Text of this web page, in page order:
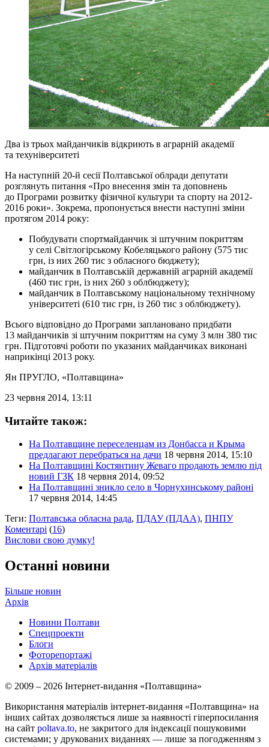
Два із трьох майданчиків відкриють в аграрній академії
та техуніверситеті
На наступній 20-й сесії Полтавської облради депутати
розглянуть питання «Про внесення змін та доповнень
до Програми розвитку фізичної культури та спорту на 2012-
2016 роки». Зокрема, пропонується внести наступні зміни
протягом 2014 року:
Побудувати спортмайданчик зі штучним покриттям
у селі Світлогірському Кобеляцького району (575 тис
грн, із них 260 тис з обласного бюджету);
майданчик в Полтавській державній аграрній академії
(460 тис грн, із них 260 з облбюджету);
майданчик в Полтавському національному технічному
університеті (610 тис грн, із 260 тис з облбюджету).
Всього відповідно до Програми заплановано придбати
13 майданчиків зі штучним покриттям на суму 3 млн 380 тис
грн. Підготовчі роботи по указаних майданчиках виконані
наприкінці 2013 року.
Ян ПРУГЛО, «Полтавщина»
23 червня 2014, 13:11
Читайте також:
На Полтавщине переселенцам из Донбасса и Крыма
предлагают перебраться на дачи 18 червня 2014, 15:10
На Полтавщині Костянтину Жеваго продають землю під
новий ГЗК 18 червня 2014, 09:52
На Полтавщині зникло село в Чорнухинському районі
17 червня 2014, 14:45
Теги: Полтавська обласна рада, ПДАУ (ПДАА), ПНПУ
Коментарі (16)
Вислови свою думку!
Останні новини
Більше новин
Архів
Новини Полтави
Спецпроекти
Блоги
Фоторепортажі
Архів матеріалів
© 2009 – 2026 Інтернет-видання «Полтавщина»
Використання матеріалів інтернет-видання «Полтавщина» на
інших сайтах дозволяється лише за наявності гіперпосилання
на сайт poltava.to, не закритого для індексації пошуковими
системами; у друкованих виданнях — лише за погодженням з